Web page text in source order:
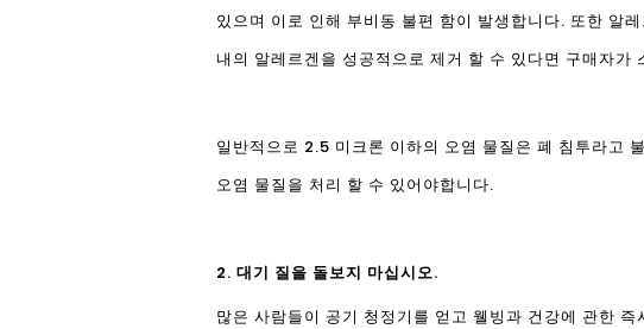
있으며 이로 인해 부비동 불편 함이 발생합니다. 또한 알
내의 알레르겐을 성공적으로 제거 할 수 있다면 구매자가
일반적으로 2.5 미크론 이하의 오염 물질은 폐 침투라고
오염 물질을 처리 할 수 ​​있어야합니다.
2. 대기 질을 돌보지 마십시오.
많은 사람들이 공기 청정기를 얻고 웰빙과 건강에 관한